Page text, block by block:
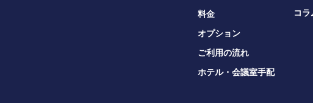
料金
オプション
ご利用の流れ
ホテル・会議室手配
コラ